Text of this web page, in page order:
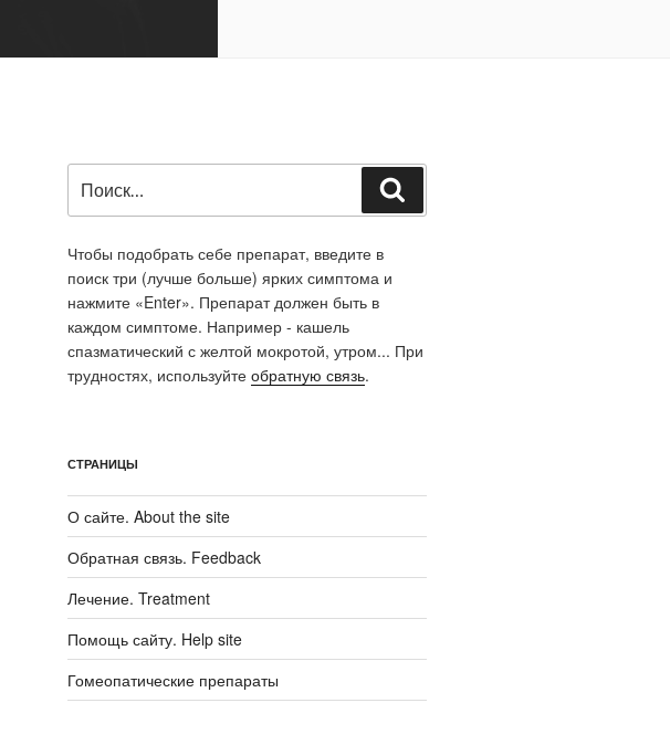
Чтобы подобрать себе препарат, введите в
поиск три (лучше больше) ярких симптома и
нажмите «Enter». Препарат должен быть в
каждом симптоме. Например - кашель
спазматический с желтой мокротой, утром... При
трудностях, используйте обратную связь.
СТРАНИЦЫ
О сайте. About the site
Обратная связь. Feedback
Лечение. Treatment
Помощь сайту. Help site
Гомеопатические препараты